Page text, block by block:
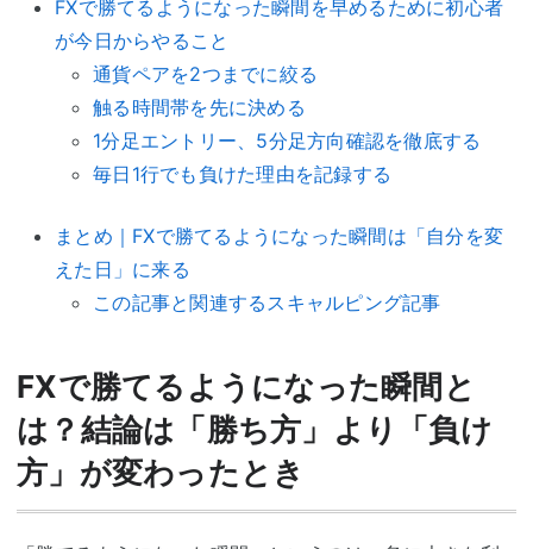
FXで勝てるようになった瞬間を早めるために初心者
が今日からやること
通貨ペアを2つまでに絞る
触る時間帯を先に決める
1分足エントリー、5分足方向確認を徹底する
毎日1行でも負けた理由を記録する
まとめ｜FXで勝てるようになった瞬間は「自分を変
えた日」に来る
この記事と関連するスキャルピング記事
FXで勝てるようになった瞬間と
は？結論は「勝ち方」より「負け
方」が変わったとき